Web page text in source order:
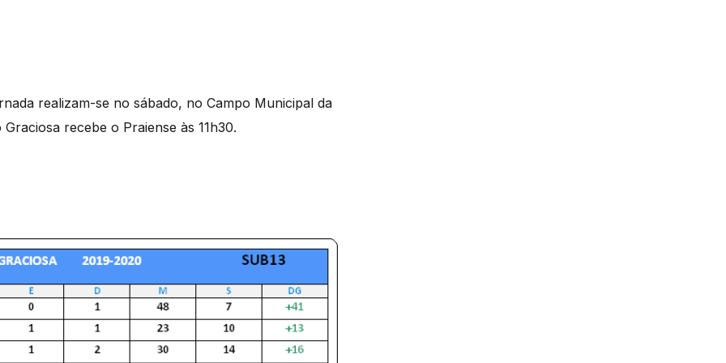
realizam-se no sábado, no Campo Municipal da
recebe o Praiense às 11h30.